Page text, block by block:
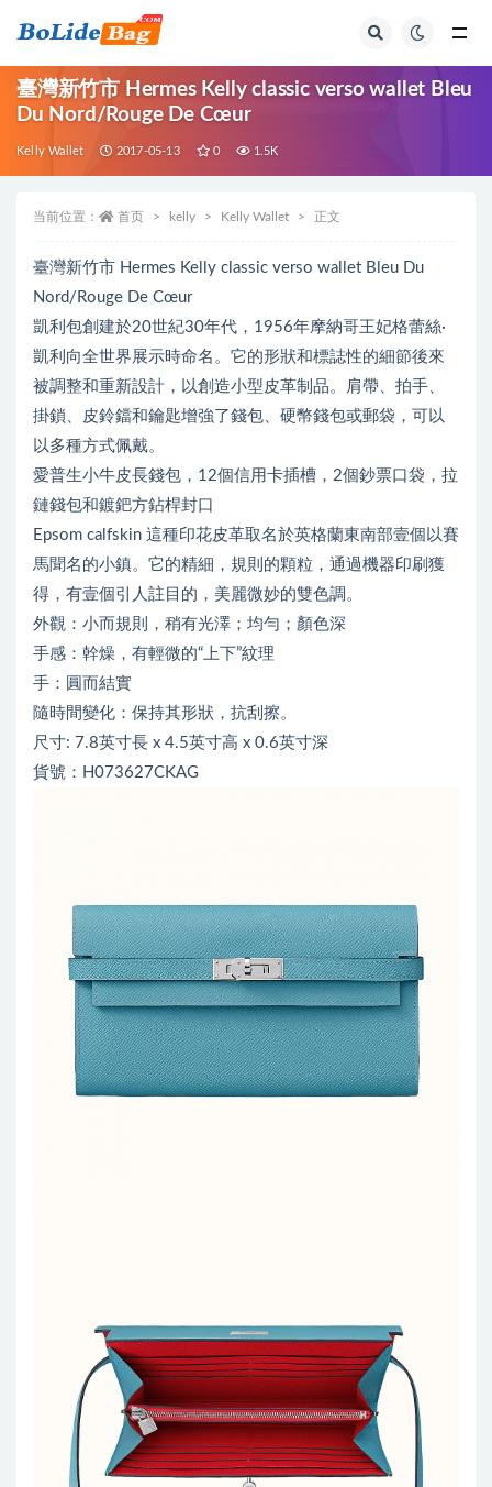
臺灣新竹市 Hermes Kelly classic verso wallet Bleu
Du Nord/Rouge De Cœur
Kelly Wallet 2017-05-13 0 1.5K
当前位置： 首页 kelly Kelly Wallet 正文
臺灣新竹市 Hermes Kelly classic verso wallet Bleu Du
Nord/Rouge De Cœur
凱利包創建於20世紀30年代，1956年摩納哥王妃格蕾絲·
凱利向全世界展示時命名。它的形狀和標誌性的細節後來
被調整和重新設計，以創造小型皮革制品。肩帶、拍手、
掛鎖、皮鈴鐺和鑰匙增強了錢包、硬幣錢包或郵袋，可以
以多種方式佩戴。
愛普生小牛皮長錢包，12個信用卡插槽，2個鈔票口袋，拉
鏈錢包和鍍鈀方鉆桿封口
Epsom calfskin 這種印花皮革取名於英格蘭東南部壹個以賽
馬聞名的小鎮。它的精細，規則的顆粒，通過機器印刷獲
得，有壹個引人註目的，美麗微妙的雙色調。
外觀：小而規則，稍有光澤；均勻；顏色深
手感：幹燥，有輕微的“上下”紋理
手：圓而結實
隨時間變化：保持其形狀，抗刮擦。
尺寸: 7.8英寸長 x 4.5英寸高 x 0.6英寸深
貨號：H073627CKAG